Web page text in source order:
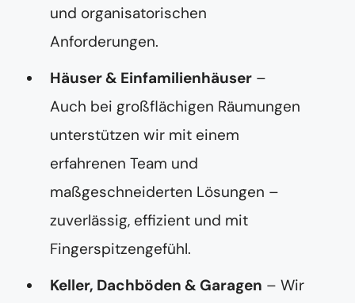
und organisatorischen
Anforderungen.
Häuser & Einfamilienhäuser –
Auch bei großflächigen Räumungen
unterstützen wir mit einem
erfahrenen Team und
maßgeschneiderten Lösungen –
zuverlässig, effizient und mit
Fingerspitzengefühl.
Keller, Dachböden & Garagen – Wir